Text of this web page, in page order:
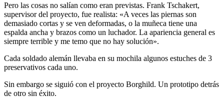
Pero las cosas no salían como eran previstas. Frank Tschakert,
supervisor del proyecto, fue realista: «A veces las piernas son
demasiado cortas y se ven deformadas, o la muñeca tiene una
espalda ancha y brazos como un luchador. La apariencia general es
siempre terrible y me temo que no hay solución».
Cada soldado alemán llevaba en su mochila algunos estuches de 3
preservativos cada uno.
Sin embargo se siguió con el proyecto Borghild. Un prototipo detrás
de otro sin éxito.